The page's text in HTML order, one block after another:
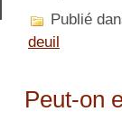
Publié
deuil
Peut-on